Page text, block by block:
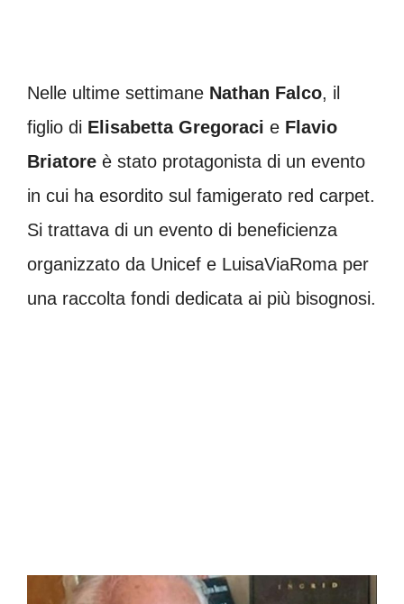
Nelle ultime settimane Nathan Falco, il
figlio di Elisabetta Gregoraci e Flavio
Briatore è stato protagonista di un evento
in cui ha esordito sul famigerato red carpet.
Si trattava di un evento di beneficienza
organizzato da Unicef e LuisaViaRoma per
una raccolta fondi dedicata ai più bisognosi.